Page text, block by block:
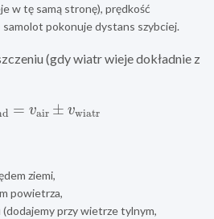
w tę samą stronę), prędkość
samolot pokonuje dystans szybciej.
(gdy wiatr wieje dokładnie z
= vair ±vwiatr
ziemi,
powietrza,
przy wietrze tyl­nym,